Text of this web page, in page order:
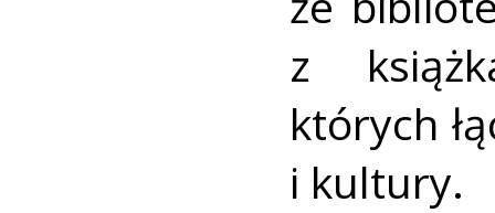
z
których
i kultury.